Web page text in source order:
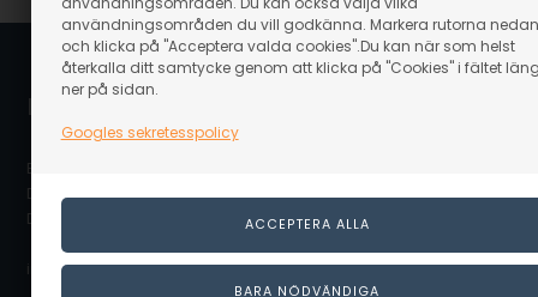
användningsområden du vill godkänna. Markera rutorna nedan
och klicka på "Acceptera valda cookies".Du kan när som helst
återkalla ditt samtycke genom att klicka på "Cookies" i fältet
ner på sidan.
Googles sekretesspolicy
Linaa.se / Linå A/S
Bergsøesvej 11
DK-8600 Silkeborg
Danmark
info@linaa.se